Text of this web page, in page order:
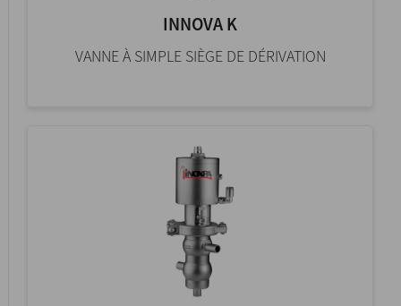
INNOVA K
VANNE À SIMPLE SIÈGE DE DÉRIVATION